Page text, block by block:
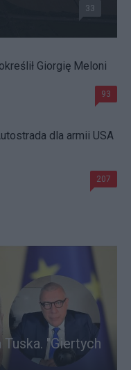
33
Giorgię Meloni
93
dla armii USA
207
"Giertych